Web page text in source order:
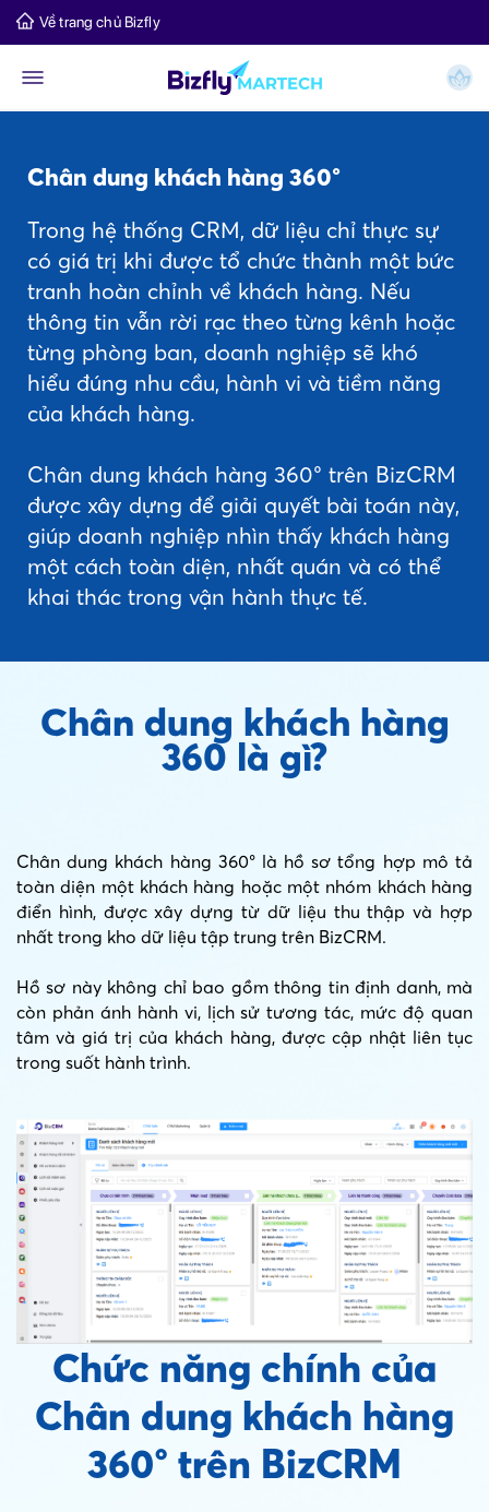
Về trang chủ Bizfly
Chân dung khách hàng 360°
Trong hệ thống CRM, dữ liệu chỉ thực sự
có giá trị khi được tổ chức thành một bức
tranh hoàn chỉnh về khách hàng. Nếu
thông tin vẫn rời rạc theo từng kênh hoặc
từng phòng ban, doanh nghiệp sẽ khó
hiểu đúng nhu cầu, hành vi và tiềm năng
của khách hàng.
Chân dung khách hàng 360° trên BizCRM
được xây dựng để giải quyết bài toán này,
giúp doanh nghiệp nhìn thấy khách hàng
một cách toàn diện, nhất quán và có thể
khai thác trong vận hành thực tế.
Chân dung khách hàng
360 là gì?
Chân dung khách hàng 360° là hồ sơ tổng hợp mô tả
toàn diện một khách hàng hoặc một nhóm khách hàng
điển hình, được xây dựng từ dữ liệu thu thập và hợp
nhất trong kho dữ liệu tập trung trên BizCRM.
Hồ sơ này không chỉ bao gồm thông tin định danh, mà
còn phản ánh hành vi, lịch sử tương tác, mức độ quan
tâm và giá trị của khách hàng, được cập nhật liên tục
trong suốt hành trình.
Chức năng chính của
Chân dung khách hàng
360° trên BizCRM